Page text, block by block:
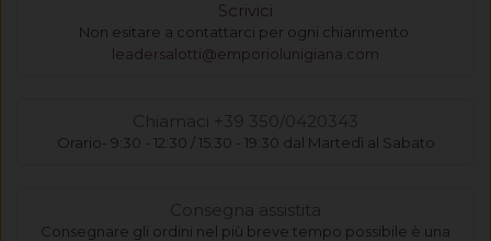
Scrivici
Non esitare a contattarci per ogni chiarimento
leadersalotti@emporiolunigiana.com
Chiamaci +39 350/0420343
Orario- 9:30 - 12:30 / 15:30 - 19:30 dal Martedì al Sabato
Consegna assistita
Consegnare gli ordini nel più breve tempo possibile è una